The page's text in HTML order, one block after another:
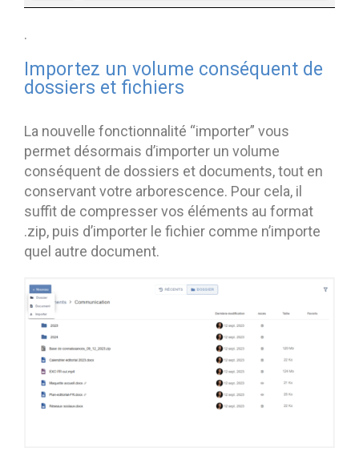
.
Importez un volume conséquent de
dossiers et fichiers
La nouvelle fonctionnalité “importer” vous
permet désormais d’importer un volume
conséquent de dossiers et documents, tout en
conservant votre arborescence. Pour cela, il
suffit de compresser vos éléments au format
.zip, puis d’importer le fichier comme n’importe
quel autre document.